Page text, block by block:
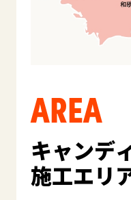
AREA
キャンデ
施工エリ